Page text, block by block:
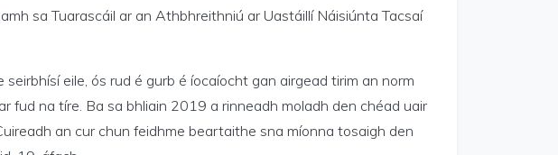
sa Tuarascáil ar an Athbhreithniú ar Uastáillí Náisiúnta Tacsaí
eile, ós rud é gurb é íocaíocht gan airgead tirim an norm
fud na tíre. Ba sa bhliain 2019 a rinneadh moladh den chéad uair
an cur chun feidhme beartaithe sna míonna tosaigh den